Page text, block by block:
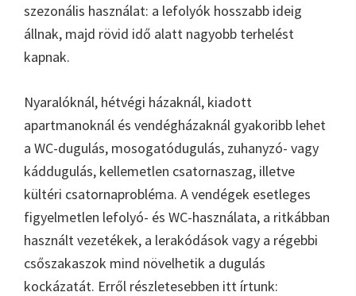
szezonális használat: a lefolyók hosszabb ideig
állnak, majd rövid idő alatt nagyobb terhelést
kapnak.
Nyaralóknál, hétvégi házaknál, kiadott
apartmanoknál és vendégházaknál gyakoribb lehet
a WC-dugulás, mosogatódugulás, zuhanyzó- vagy
káddugulás, kellemetlen csatornaszag, illetve
kültéri csatornaprobléma. A vendégek esetleges
figyelmetlen lefolyó- és WC-használata, a ritkábban
használt vezetékek, a lerakódások vagy a régebbi
csőszakaszok mind növelhetik a dugulás
kockázatát. Erről részletesebben itt írtunk: